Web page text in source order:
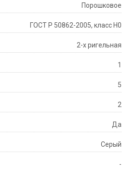
Порошковое
ГОСТ Р 50862-2005, класс Н0
2-х ригельная
1
5
2
Да
Серый
-